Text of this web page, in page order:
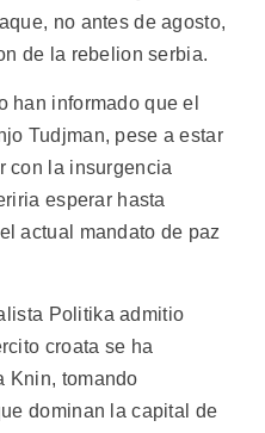
no antes de agosto,
de la rebelion serbia.
han informado que el
Tudjman, pese a estar
con la insurgencia
esperar hasta
actual mandato de paz
Politika admitio
croata se ha
Knin, tomando
dominan la capital de